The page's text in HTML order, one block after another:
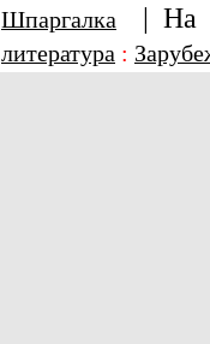
Шпаргалка | На
литература :